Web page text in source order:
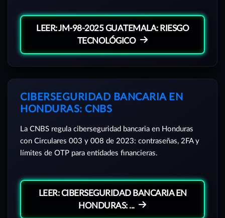
LEER: JM-98-2025 GUATEMALA: RIESGO
TECNOLÓGICO
CIBERSEGURIDAD BANCARIA EN
HONDURAS: CNBS
La CNBS regula ciberseguridad bancaria en Honduras
con Circulares 003 y 008 de 2023: contraseñas, 2FA y
límites de OTP para entidades financieras.
LEER: CIBERSEGURIDAD BANCARIA EN
HONDURAS: ...